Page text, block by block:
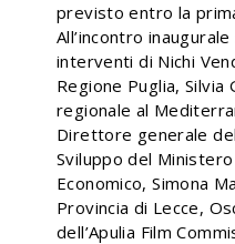
previsto entro la
All’incontro
interventi di Nichi
Regione Puglia, Silvia
regionale al
Direttore generale
Sviluppo del
Economico, Simona
Provincia di Lecce,
dell’Apulia Film